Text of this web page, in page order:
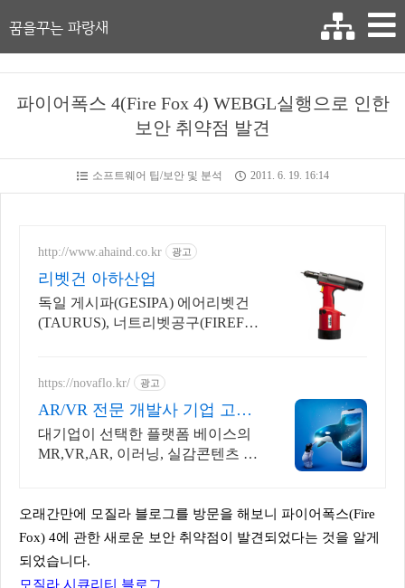
꿈을꾸는 파랑새
파이어폭스 4(Fire Fox 4) WEBGL실행으로 인한
보안 취약점 발견
소프트웨어 팁/보안 및 분석 2011. 6. 19. 16:14
http://www.ahaind.co.kr 광고
리벳건 아하산업
독일 게시파(GESIPA) 에어리벳건
(TAURUS), 너트리벳공구(FIREFO
https://novaflo.kr/ 광고
AR/VR 전문 개발사 기업 고객
만족도 100%
대기업이 선택한 플랫폼 베이스의
MR,VR,AR, 이러닝, 실감콘텐츠 전
오래간만에 모질라 블로그를 방문을 해보니 파이어폭스(Fire
Fox) 4에 관한 새로운 보안 취약점이 발견되었다는 것을 알게
되었습니다.
모질라 시큐리티 블로그